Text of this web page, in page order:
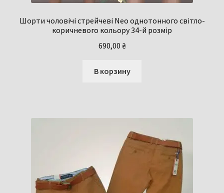
Шорти чоловічі стрейчеві Neo однотонного світло-
коричневого кольору 34-й розмір
690,00 ₴
В корзину